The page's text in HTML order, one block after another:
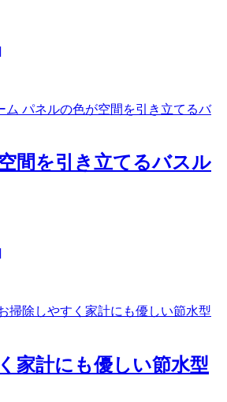
間を引き立てるバスル
家計にも優しい節水型